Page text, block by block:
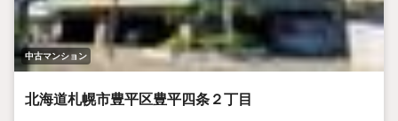
中古マンション
北海道札幌市豊平区豊平四条２丁目